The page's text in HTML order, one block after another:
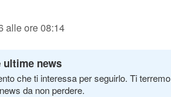
alle ore 08:14
ultime news
che ti interessa per seguirlo. Ti terremo
da non perdere.